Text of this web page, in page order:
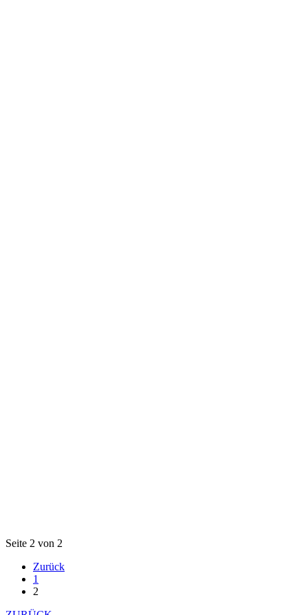
Seite 2 von 2
Zurück
1
2